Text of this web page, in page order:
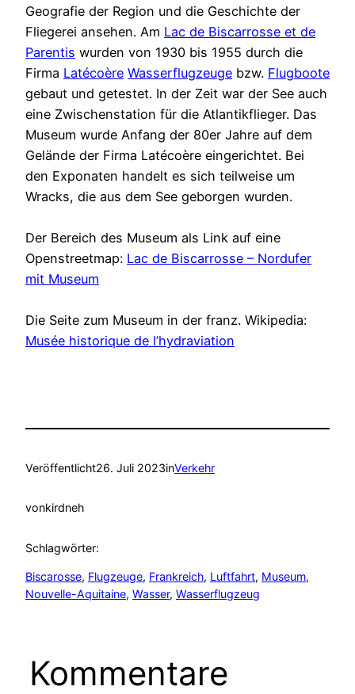
Geografie der Region und die Geschichte der
Fliegerei ansehen. Am Lac de Biscarrosse et de
Parentis wurden von 1930 bis 1955 durch die
Firma Latécoère Wasserflugzeuge bzw. Flugboote
gebaut und getestet. In der Zeit war der See auch
eine Zwischenstation für die Atlantikflieger. Das
Museum wurde Anfang der 80er Jahre auf dem
Gelände der Firma Latécoère eingerichtet. Bei
den Exponaten handelt es sich teilweise um
Wracks, die aus dem See geborgen wurden.
Der Bereich des Museum als Link auf eine
Openstreetmap: Lac de Biscarrosse – Nordufer
mit Museum
Die Seite zum Museum in der franz. Wikipedia:
Musée historique de l’hydraviation
Veröffentlicht26. Juli 2023inVerkehr
vonkirdneh
Schlagwörter:
Biscarosse, Flugzeuge, Frankreich, Luftfahrt, Museum
Nouvelle-Aquitaine, Wasser, Wasserflugzeug
Kommentare